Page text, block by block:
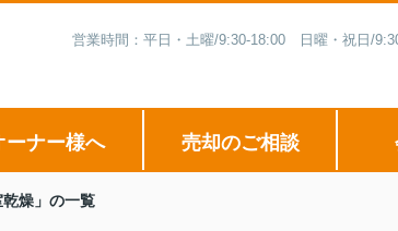
営業時間：平日・土曜/9:30-18:00 日曜・祝日/
ーナー様へ 売却のご相談
乾燥」の一覧